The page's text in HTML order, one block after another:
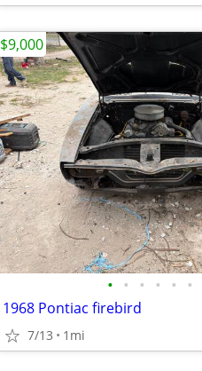
• • • • • •
1968 Pontiac firebird
7/13 1mi
$9,000